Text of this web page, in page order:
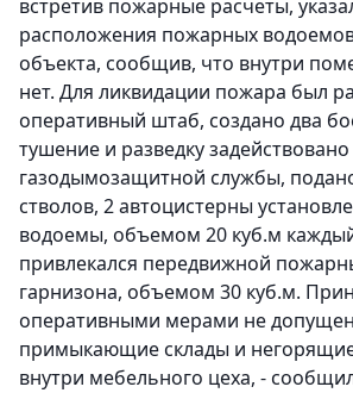
встретив пожарные расчеты,
расположения пожарных
объекта, сообщив, что внутри
нет. Для ликвидации пожара был
оперативный штаб,​ создано два
тушение и разведку задействовано
газодымозащитной службы,
стволов, 2 автоцистерны
водоемы, объемом 20 куб.м
привлекался передвижной
гарнизона, объемом 30 куб.м.
оперативными мерами не
примыкающие склады и
внутри мебельного цеха, -